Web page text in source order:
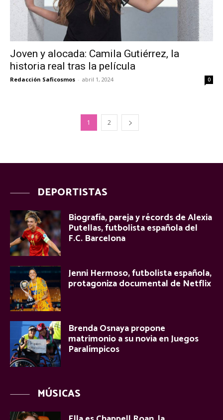
Joven y alocada: Camila Gutiérrez, la
historia real tras la película
Redacción Saficosmos - abril 1, 2024 0
1 2
DEPORTISTAS
Biografía, pareja y récords de Alexia
Putellas, futbolista española del
F.C. Barcelona
Jenni Hermoso, futbolista española,
protagoniza documental de Netflix
Brenda Osnaya propone
matrimonio a su novia en Juegos
Paralímpicos
MÚSICAS